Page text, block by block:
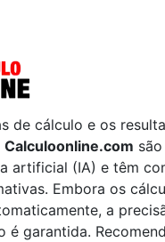
de cálculo e os
Calculoonline.com
artificial (IA) e têm
Embora os
a
é garantida.